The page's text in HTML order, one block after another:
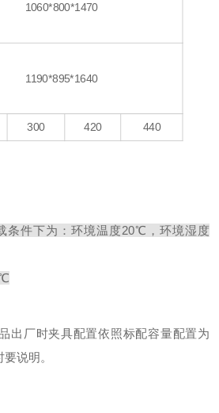
1060*800*1470
1190*895*1640
300 420 440
条件下为：环境温度20℃，环境湿度
出厂时夹具配置依照标配容量配置为
说明。